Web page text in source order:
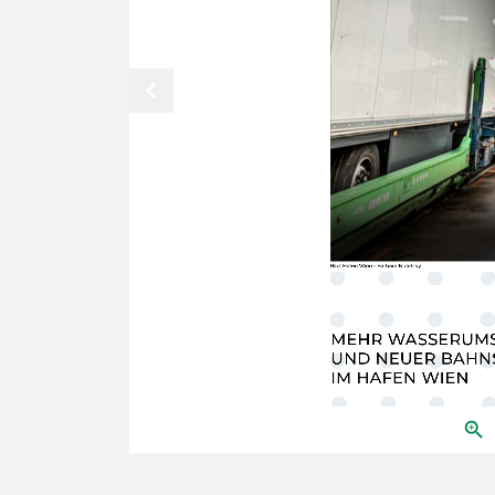
MEHR
UND NEUER
IM HAFEN WIEN
Bild: Hafen Wien - Barbara Nidetzky
zoom_in